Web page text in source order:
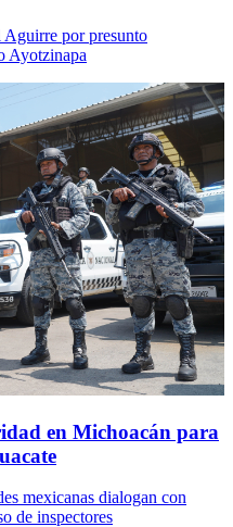
por presunto
Ayotzinapa
en Michoacán para
mexicanas dialogan con
de inspectores